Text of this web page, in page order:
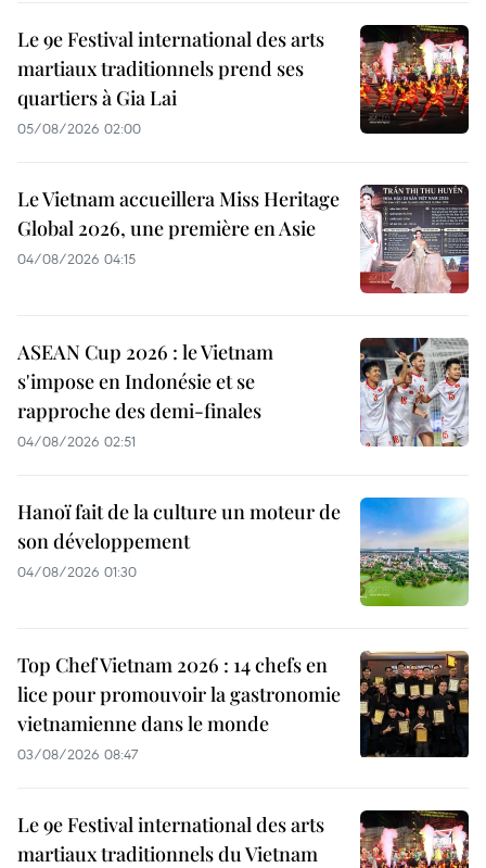
Le 9e Festival international des arts
martiaux traditionnels prend ses
quartiers à Gia Lai
05/08/2026 02:00
Le Vietnam accueillera Miss Heritage
Global 2026, une première en Asie
04/08/2026 04:15
ASEAN Cup 2026 : le Vietnam
s'impose en Indonésie et se
rapproche des demi-finales
04/08/2026 02:51
Hanoï fait de la culture un moteur de
son développement
04/08/2026 01:30
Top Chef Vietnam 2026 : 14 chefs en
lice pour promouvoir la gastronomie
vietnamienne dans le monde
03/08/2026 08:47
Le 9e Festival international des arts
martiaux traditionnels du Vietnam